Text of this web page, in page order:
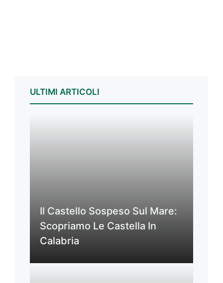
ULTIMI ARTICOLI
Il Castello Sospeso Sul Mare:
Scopriamo Le Castella In
Calabria